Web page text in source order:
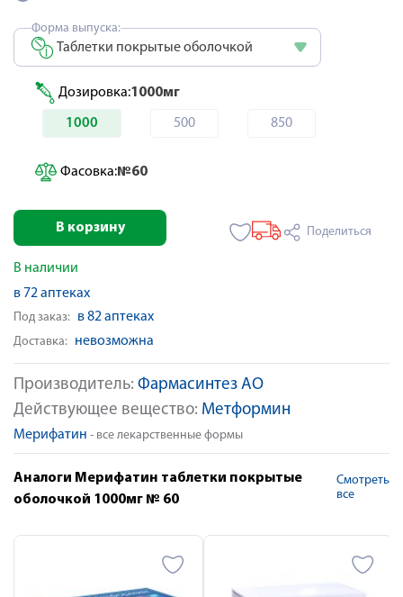
Производитель: Фармасинтез АО
Действующее вещество: Метформин
Мерифатин - все лекарственные формы
Форма выпуска:
Таблетки покрытые оболочкой
Дозировка:1000мг
1000 500 850
Фасовка:№60
В корзину Поделиться
В наличии
в 72 аптеках
Под заказ: в 82 аптеках
Доставка: невозможна
Аналоги Мерифатин таблетки покрытые
оболочкой 1000мг № 60
Смотреть
все